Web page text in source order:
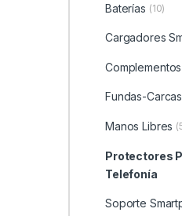
Baterías (10)
Cargadores
Fundas-
Manos Libres
Protectores
Telefonía
Soporte